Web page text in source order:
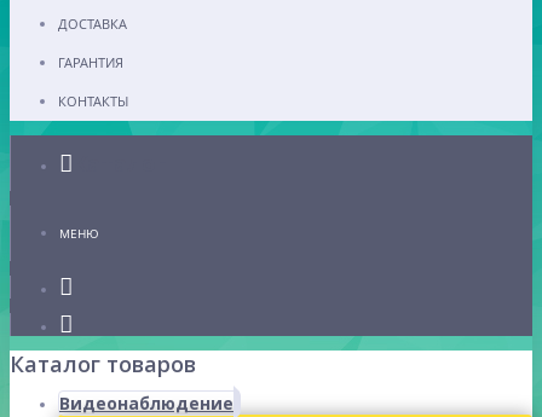
ДОСТАВКА
ГАРАНТИЯ
КОНТАКТЫ
МЕНЮ
Каталог товаров
Видеонаблюдение